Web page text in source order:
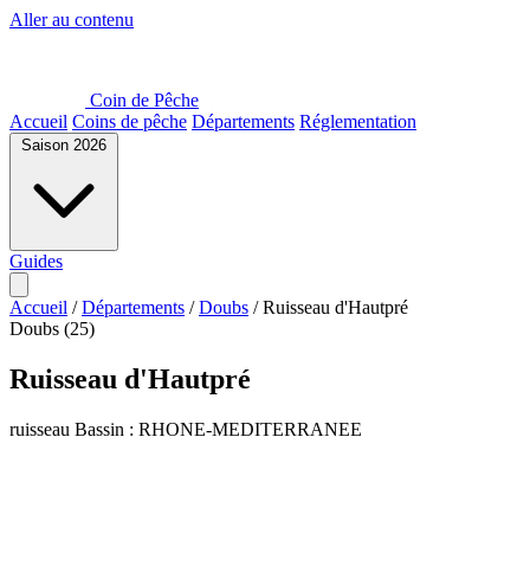
Aller au contenu
Coin de Pêche
Accueil Coins de pêche Départements Réglementation
Saison 2026
Guides
Accueil / Départements / Doubs / Ruisseau d'Hautpré
Doubs (25)
Ruisseau d'Hautpré
ruisseau Bassin : RHONE-MEDITERRANEE